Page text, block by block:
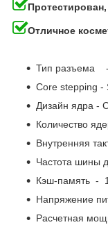
Отличное
Тип разъема
Core stepping -
Дизайн ядра -
Количество
Внутренняя
Частота
Кэш-память -
Напряжение
Расчетная